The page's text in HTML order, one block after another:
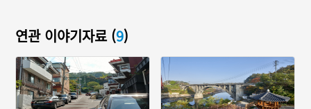
연관 이야기자료 (9)